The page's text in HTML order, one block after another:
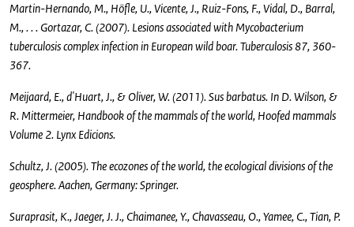
Martin-Hernando, M., Höfle, U., Vicente, J., Ruiz-Fons, F., Vidal, D., Barral,
M., . . . Gortazar, C. (2007). Lesions associated with Mycobacterium
tuberculosis complex infection in European wild boar. Tuberculosis 87, 360-
367.
Meijaard, E., d'Huart, J., & Oliver, W. (2011). Sus barbatus. In D. Wilson, &
R. Mittermeier, Handbook of the mammals of the world, Hoofed mammals
Volume 2. Lynx Edicions.
Schultz, J. (2005). The ecozones of the world, the ecological divisions of the
geosphere. Aachen, Germany: Springer.
Suraprasit, K., Jaeger, J. J., Chaimanee, Y., Chavasseau, O., Yamee, C., Tian, P.